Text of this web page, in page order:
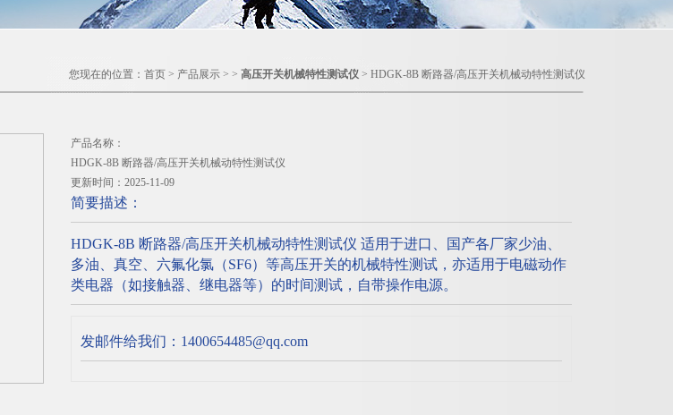
您现在的位置： 首页 > 产品展示 > > 高压开关机械特性测试仪 > HDGK-8B 断路器/高压开关机械动特性测试仪
产品名称：
HDGK-8B 断路器/高压开关机械动特性测试仪
更新时间：2025-11-09
简要描述：
HDGK-8B 断路器/高压开关机械动特性测试仪 适用于进口、国产各厂家少油、
多油、真空、六氟化氯（SF6）等高压开关的机械特性测试，亦适用于电磁动作
类电器（如接触器、继电器等）的时间测试，自带操作电源。
发邮件给我们：1400654485@qq.com